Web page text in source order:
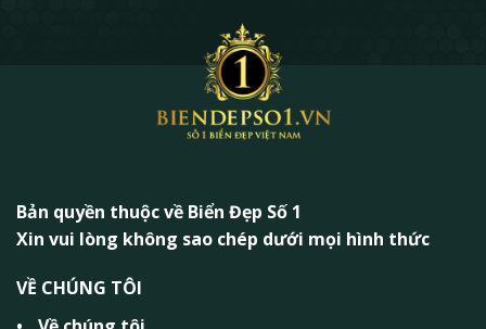
Bản quyền thuộc về Biển Đẹp Số 1
Xin vui lòng không sao chép dưới mọi hình thức
VỀ CHÚNG TÔI